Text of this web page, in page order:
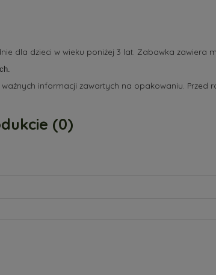
dla dzieci w wieku poniżej 3 lat. Zabawka zawiera
informacji zawartych na opakowaniu. Przed
(0)